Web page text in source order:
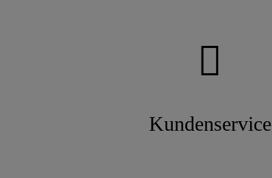
Kundenservice